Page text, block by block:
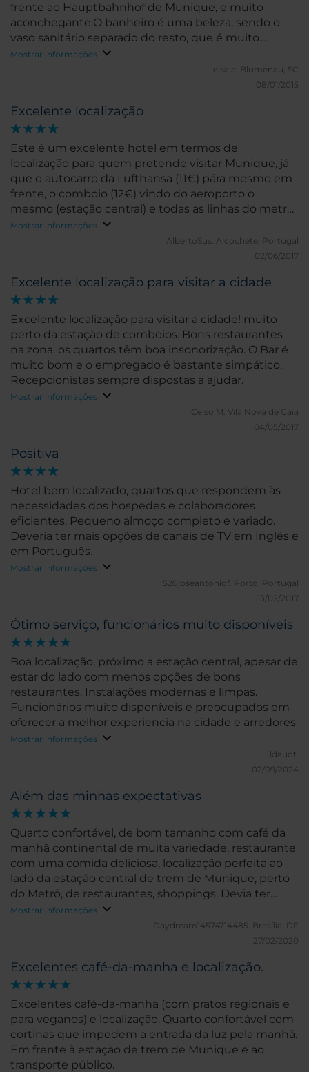
Ótimo serviço, funcionários muito disponíveis
Boa localização, próximo a estação central, apesar de
estar do lado com menos opções de bons
restaurantes. Instalações modernas e limpas.
Funcionários muito disponíveis e preocupados em
oferecer a melhor experiencia na cidade e arredores
Mostrar informações
ldaudt.
02/09/2024
Além das minhas expectativas
Quarto confortável, de bom tamanho com café da
manhã continental de muita variedade, restaurante
com uma comida deliciosa, localização perfeita ao
lado da estação central de trem de Munique, perto
do Metrô, de restaurantes, shoppings. Devia ter
ficado mais tempo.
Mostrar informações
Daydream14574714485. Brasília, DF
27/02/2020
Excelentes café-da-manha e localização.
Excelentes café-da-manha (com pratos regionais e
para veganos) e localização. Quarto confortável com
cortinas que impedem a entrada da luz pela manhã.
Em frente à estação de trem de Munique e ao
transporte público.
frente ao Hauptbahnhof de Munique, e muito
aconchegante.O banheiro é uma beleza, sendo o
vaso sanitário separado do resto, que é muito
adequando quando se viaja em família,
Mostrar informações
elsa a. Blumenau, SC
08/01/2015
Excelente localização
Este é um excelente hotel em termos de
localização para quem pretende visitar Munique, já
que o autocarro da Lufthansa (11€) pára mesmo em
frente, o comboio (12€) vindo do aeroporto o
mesmo (estação central) e todas as linhas do metro
tem acesso directo à saída do hotel.
Mostrar informações
AlbertoSus. Alcochete, Portugal
02/06/2017
Excelente localização para visitar a cidade
Excelente localização para visitar a cidade! muito
perto da estação de comboios. Bons restaurantes
na zona. os quartos têm boa insonorização. O Bar é
muito bom e o empregado é bastante simpático.
Recepcionistas sempre dispostas a ajudar.
Mostrar informações
Celso M. Vila Nova de Gaia
04/05/2017
Positiva
Hotel bem localizado, quartos que respondem às
necessidades dos hospedes e colaboradores
eficientes. Pequeno almoço completo e variado.
Deveria ter mais opções de canais de TV em Inglês e
em Português.
Mostrar informações
520joseantoniof.
Porto, Portugal
13/02/2017